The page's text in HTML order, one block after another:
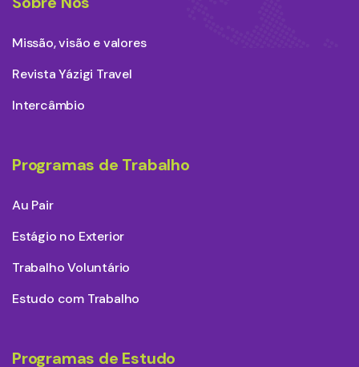
Missão, visão e valores
Revista Yázigi Travel
Intercâmbio
Programas de Trabalho
Au Pair
Estágio no Exterior
Trabalho Voluntário
Estudo com Trabalho
Programas de Estudo